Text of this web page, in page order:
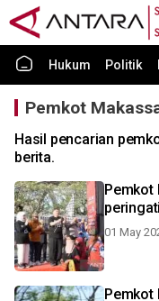
Hukum Politik
Pemkot
Hasil pencarian
berita.
Pemkot
01 May
Pemkot